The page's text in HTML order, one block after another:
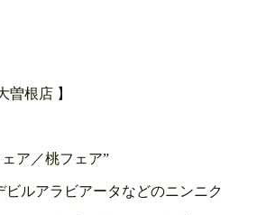
曽根店 】
ア／桃フェア”
ビルアラビアータなどのニンニク